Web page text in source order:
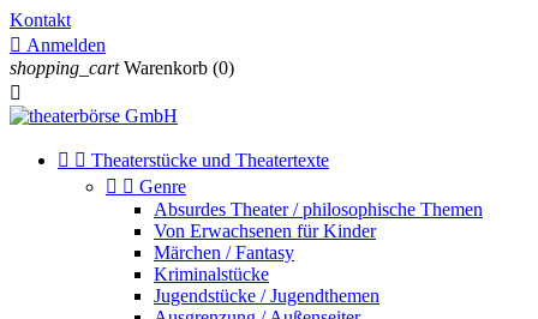
Kontakt
 Anmelden
shopping_cart Warenkorb (0)

  Theaterstücke und Theatertexte
  Genre
Absurdes Theater / philosophische Themen
Von Erwachsenen für Kinder
Märchen / Fantasy
Kriminalstücke
Jugendstücke / Jugendthemen